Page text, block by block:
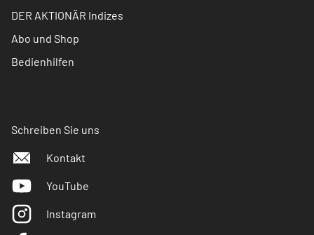
DER AKTIONÄR Indizes
Abo und Shop
Bedienhilfen
Schreiben Sie uns
Kontakt
YouTube
Instagram